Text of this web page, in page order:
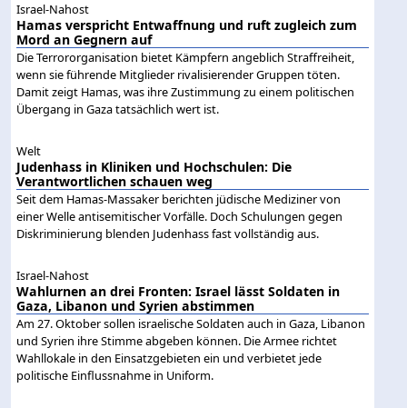
Israel-Nahost
Hamas verspricht Entwaffnung und ruft zugleich zum
Mord an Gegnern auf
Die Terrororganisation bietet Kämpfern angeblich Straffreiheit,
wenn sie führende Mitglieder rivalisierender Gruppen töten.
Damit zeigt Hamas, was ihre Zustimmung zu einem politischen
Übergang in Gaza tatsächlich wert ist.
Welt
Judenhass in Kliniken und Hochschulen: Die
Verantwortlichen schauen weg
Seit dem Hamas-Massaker berichten jüdische Mediziner von
einer Welle antisemitischer Vorfälle. Doch Schulungen gegen
Diskriminierung blenden Judenhass fast vollständig aus.
Israel-Nahost
Wahlurnen an drei Fronten: Israel lässt Soldaten in
Gaza, Libanon und Syrien abstimmen
Am 27. Oktober sollen israelische Soldaten auch in Gaza, Libanon
und Syrien ihre Stimme abgeben können. Die Armee richtet
Wahllokale in den Einsatzgebieten ein und verbietet jede
politische Einflussnahme in Uniform.